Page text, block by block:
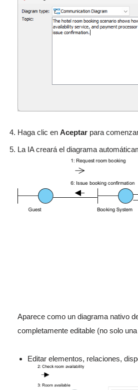
Haga clic en Aceptar para
La IA creará el diagrama
Aparece como un diagrama nativo
completamente editable (no solo
Editar elementos, relaciones,